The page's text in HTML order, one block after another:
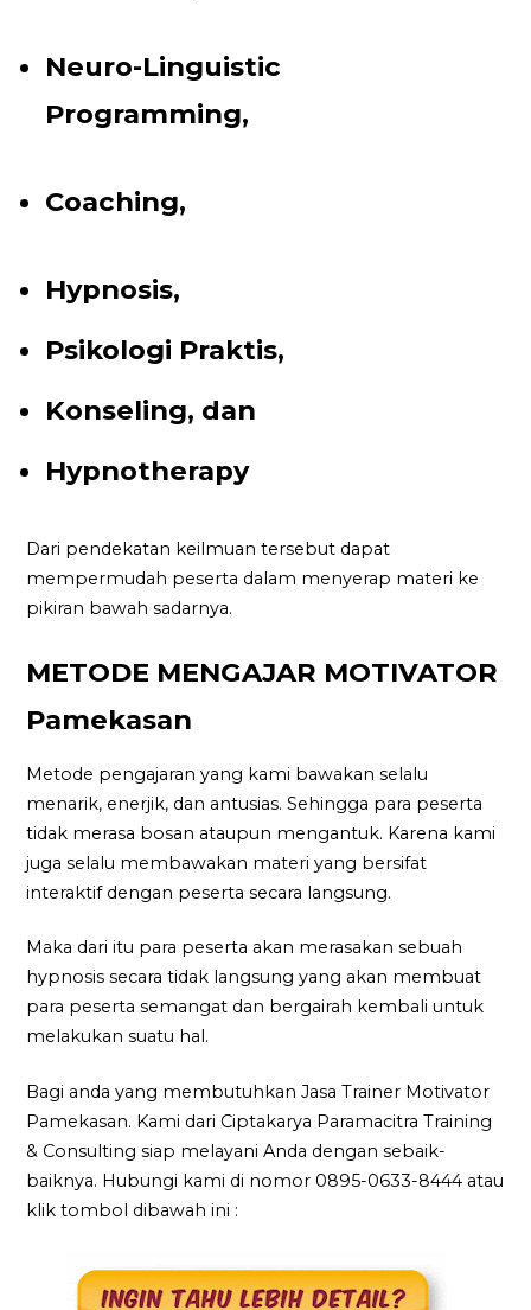
Neuro-Linguistic
Programming,
Coaching,
Hypnosis,
Psikologi Praktis,
Konseling, dan
Hypnotherapy
Dari pendekatan keilmuan tersebut dapat
mempermudah peserta dalam menyerap materi ke
pikiran bawah sadarnya.
METODE MENGAJAR MOTIVATOR
Pamekasan
Metode pengajaran yang kami bawakan selalu
menarik, enerjik, dan antusias. Sehingga para peserta
tidak merasa bosan ataupun mengantuk. Karena kami
juga selalu membawakan materi yang bersifat
interaktif dengan peserta secara langsung.
Maka dari itu para peserta akan merasakan sebuah
hypnosis secara tidak langsung yang akan membuat
para peserta semangat dan bergairah kembali untuk
melakukan suatu hal.
Bagi anda yang membutuhkan Jasa Trainer Motivator
Pamekasan. Kami dari Ciptakarya Paramacitra Training
& Consulting siap melayani Anda dengan sebaik-
baiknya. Hubungi kami di nomor 0895-0633-8444 atau
klik tombol dibawah ini :